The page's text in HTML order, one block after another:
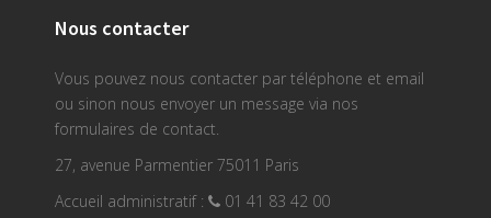
Nous contacter
Vous pouvez nous contacter par téléphone et email
ou sinon nous envoyer un message via nos
formulaires de contact.
27, avenue Parmentier 75011 Paris
Accueil administratif :
01 41 83 42 00